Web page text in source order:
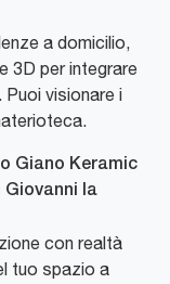
a domicilio,
3D per integrare
Puoi visionare i
Giano Keramic
Giovanni la
con realtà
tuo spazio a